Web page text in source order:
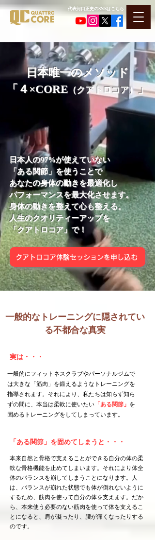
​代表河口正史のSNSはこちら
日本唯一のメソッド
「４ ×CORE（クアトロコア）」
日本人の97%が使えていない
「ある関節」を使うことで
あなたの身体の動きを最適化し
パフォーマンスを最大化させます。
​身体の動きを整えて心も整える。
人生のクオリティーアップを
「クアトロコア」で！
クアトロコア体験セッションを申し込む
​一般的なトレーニングに隠されてい
る不都合な真実
実は・・・
一般的にフィットネスクラブやパーソナルジムで
は大きな「筋肉」を鍛えるようなトレーニングを
指導されます。それにより、私たちは知らず知ら
ずの間に、本当は柔軟に使いたい 「ある関節」 を
固めるトレーニングをしてしまっています。
「ある関節」を固めてしまうと・・・
本来自然と骨格で支えることができる自分の体の柔
軟な骨格機能を止めてしまいます。それにより体全
体のバランスを崩してしまうことになります。人
は、バランスが崩れた状態でも体が倒れないように
するため、筋肉を使って自分の体を支えます。だか
ら、本来使う必要のない筋肉を使って体を支えるこ
とになると、肩が凝ったり、腰が痛くなったりする
のです。